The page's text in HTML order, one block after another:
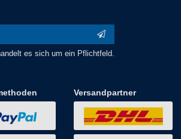
es sich um ein Pflichtfeld.
Versandpartner